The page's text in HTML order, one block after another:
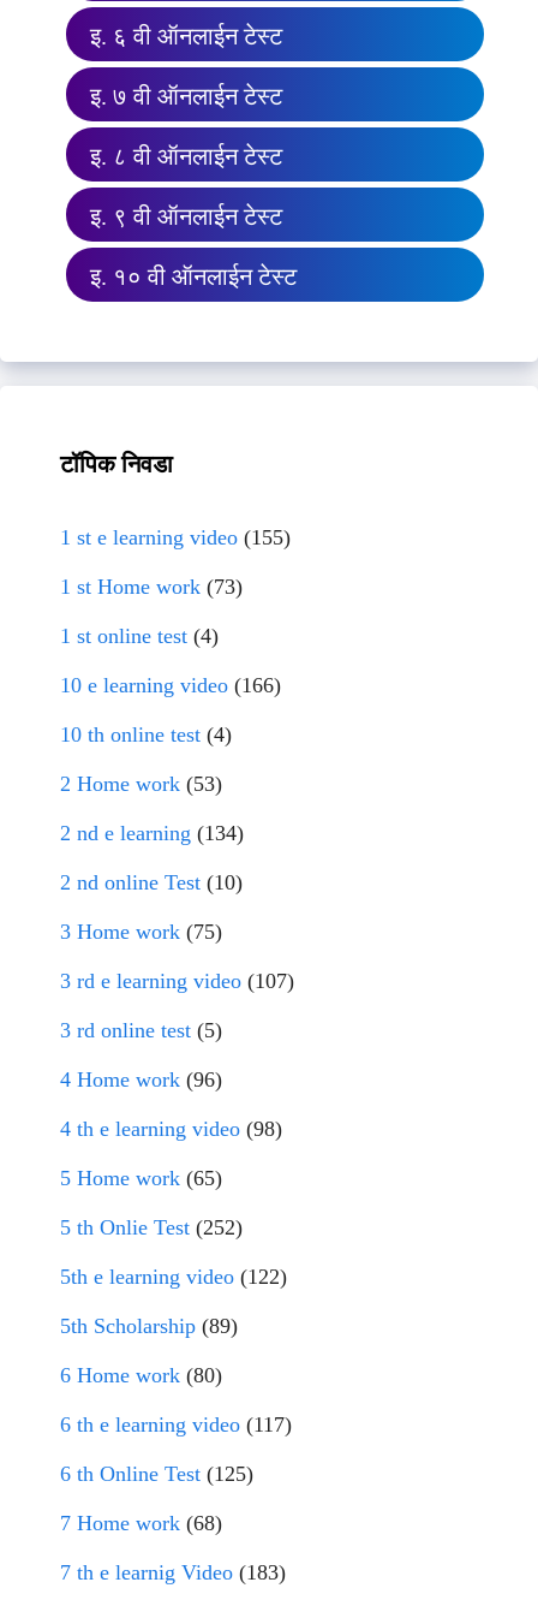
इ. ६ वी ऑनलाईन टेस्ट
इ. ७ वी ऑनलाईन टेस्ट
इ. ८ वी ऑनलाईन टेस्ट
इ. ९ वी ऑनलाईन टेस्ट
इ. १० वी ऑनलाईन टेस्ट
टॉपिक निवडा
1 st e learning video (155)
1 st Home work (73)
1 st online test (4)
10 e learning video (166)
10 th online test (4)
2 Home work (53)
2 nd e learning (134)
2 nd online Test (10)
3 Home work (75)
3 rd e learning video (107)
3 rd online test (5)
4 Home work (96)
4 th e learning video (98)
5 Home work (65)
5 th Onlie Test (252)
5th e learning video (122)
5th Scholarship (89)
6 Home work (80)
6 th e learning video (117)
6 th Online Test (125)
7 Home work (68)
7 th e learnig Video (183)